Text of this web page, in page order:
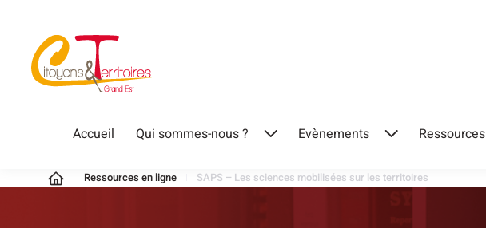
contenu
Territoires
Accueil Qui sommes-nous ?
Ouvrir
menu
Evènements
Ouvrir
menu
Ressources
Ressources en ligne SAPS – Les sciences mobilisées sur les territoires